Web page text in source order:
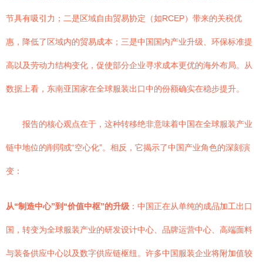
节具有吸引力；二是区域自由贸易协定（如RCEP）带来的关税优
惠，降低了区域内的贸易成本；三是中国国内产业升级、环保标准提
高以及劳动力结构变化，促使部分企业寻求成本更优的海外布局。从
数据上看，东南亚国家在全球服装出口中的份额确实在稳步提升。
报告的核心观点在于，这种转移绝非意味着中国在全球服装产业
链中地位的削弱或“空心化”。相反，它揭示了中国产业角色的深刻演
变：
从“制造中心”到“价值中枢”的升级 ：中国正在从单纯的成品加工出口
国，转变为全球服装产业的研发设计中心、品牌运营中心、高端面料
与装备供应中心以及数字供应链枢纽。许多中国服装企业将附加值较